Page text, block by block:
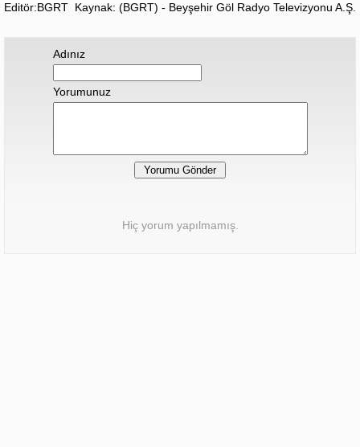
Editör:BGRT Kaynak: (BGRT) - Beyşehir Göl Radyo Televizyonu A.Ş.
Adınız
Yorumunuz
Hiç yorum yapılmamış.